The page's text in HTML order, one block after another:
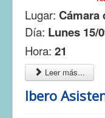
Lugar: Cámara
Día: Lunes 15/
Hora: 21
Leer más...
Ibero